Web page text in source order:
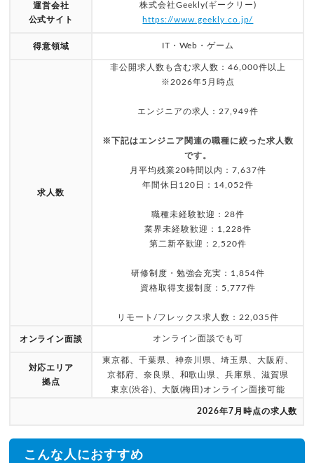
運営会社
公式サイト
株式会社Geekly(ギークリー)
https://www.geekly.co.jp/
得意領域 IT・Web・ゲーム
求人数
非公開求人数も含む求人数：46,000件以上
※2026年5月時点
エンジニアの求人：27,949件
※下記はエンジニア関連の職種に絞った求人数
です。
月平均残業20時間以内：7,637件
年間休日120日：14,052件
職種未経験歓迎：28件
業界未経験歓迎：1,228件
第二新卒歓迎：2,520件
研修制度・勉強会充実：1,854件
資格取得支援制度：5,777件
リモート/フレックス求人数：22,035件
オンライン面談 オンライン面談でも可
対応エリア
拠点
東京都、千葉県、神奈川県、埼玉県、大阪府、
京都府、奈良県、和歌山県、兵庫県、滋賀県
東京(渋谷)、大阪(梅田)オンライン面接可能
2026年7月時点の求人数
こんな人におすすめ